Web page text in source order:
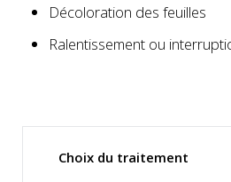
Décoloration des feuilles
Ralentissement ou
Choix du traitement